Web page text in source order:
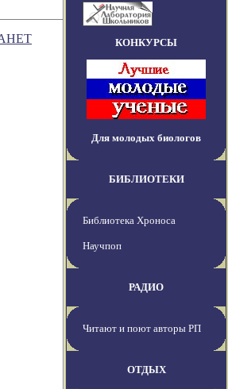
КОНКУРСЫ
Для молодых биологов
БИБЛИОТЕКИ
Библиотека Хроноса
Научпоп
РАДИО
Читают и поют авторы РП
ОТДЫХ